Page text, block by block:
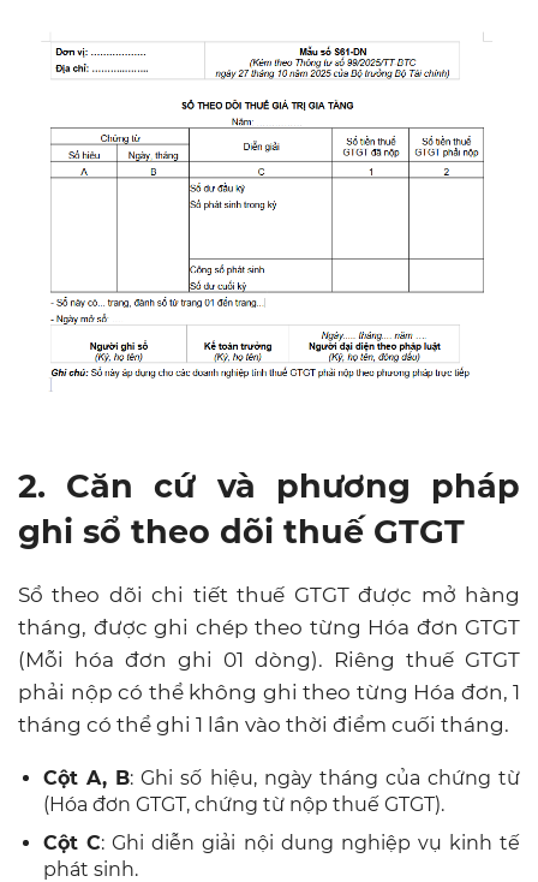
2. Căn cứ và phương pháp
ghi sổ theo dõi thuế GTGT
Sổ theo dõi chi tiết thuế GTGT được mở hàng
tháng, được ghi chép theo từng Hóa đơn GTGT
(Mỗi hóa đơn ghi 01 dòng). Riêng thuế GTGT
phải nộp có thể không ghi theo từng Hóa đơn, 1
tháng có thể ghi 1 lần vào thời điểm cuối tháng.
Cột A, B: Ghi số hiệu, ngày tháng của chứng từ
(Hóa đơn GTGT, chứng từ nộp thuế GTGT).
Cột C: Ghi diễn giải nội dung nghiệp vụ kinh tế
phát sinh.